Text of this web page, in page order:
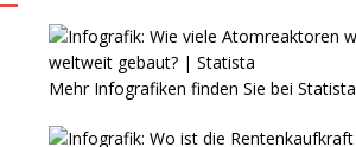
Mehr Infografiken finden Sie bei Statista